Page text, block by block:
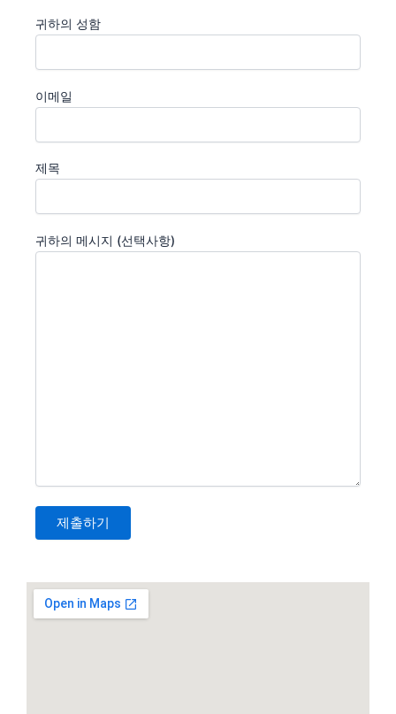
귀하의 성함
이메일
제목
귀하의 메시지 (선택사항)